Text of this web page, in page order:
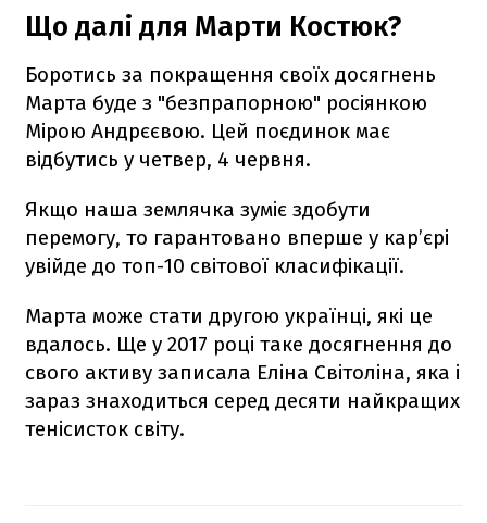
Що далі для Марти Костюк?
Боротись за покращення своїх досягнень
Марта буде з "безпрапорною" росіянкою
Мірою Андрєєвою. Цей поєдинок має
відбутись у четвер, 4 червня.
Якщо наша землячка зуміє здобути
перемогу, то гарантовано вперше у кар’єрі
увійде до топ-10 світової класифікації.
Марта може стати другою українці, які це
вдалось. Ще у 2017 році таке досягнення до
свого активу записала Еліна Світоліна, яка і
зараз знаходиться серед десяти найкращих
тенісисток світу.